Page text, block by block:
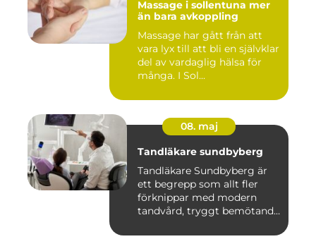
Massage i sollentuna mer
än bara avkoppling
Massage har gått från att
vara lyx till att bli en självklar
del av vardaglig hälsa för
många. I Sol...
08. maj
Tandläkare sundbyberg
Tandläkare Sundbyberg är
ett begrepp som allt fler
förknippar med modern
tandvård, tryggt bemötande